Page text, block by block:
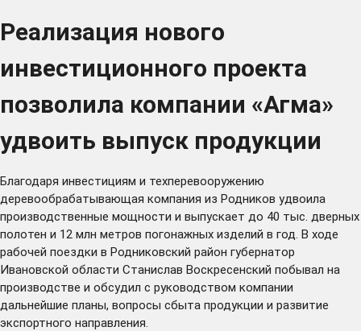
Реализация нового
инвестиционного проекта
позволила компании «Агма»
удвоить выпуск продукции
Благодаря инвестициям и техперевооружению
деревообрабатывающая компания из Родников удвоила
производственные мощности и выпускает до 40 тыс. дверных
полотен и 12 млн метров погонажных изделий в год. В ходе
рабочей поездки в Родниковский район губернатор
Ивановской области Станислав Воскресенский побывал на
производстве и обсудил с руководством компании
дальнейшие планы, вопросы сбыта продукции и развитие
экспортного направления.